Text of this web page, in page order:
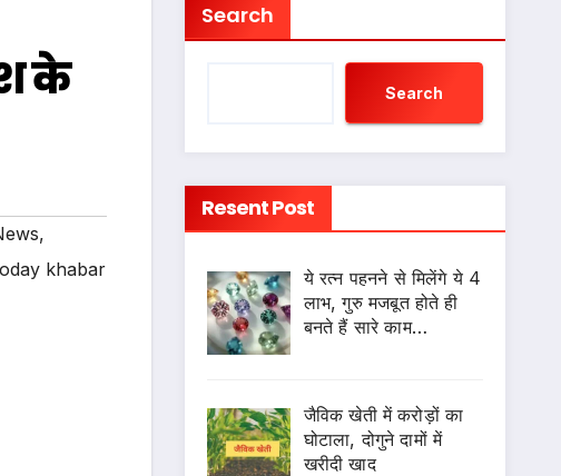
के
,
khabar
Search
Search
Resent Post
ये रत्न पहनने से मिलेंगे ये 4
लाभ, गुरु मजबूत होते ही
बनते हैं सारे काम…
जैविक खेती में करोड़ों का
घोटाला, दोगुने दामों में
खरीदी खाद